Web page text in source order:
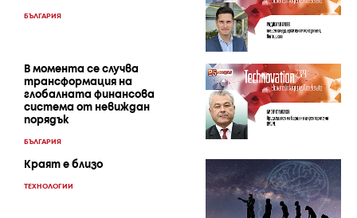
БЪЛГАРИЯ
В момента се случва
трансформация на
глобалната финансова
система от невиждан
порядък
БЪЛГАРИЯ
Краят е близо
ТЕХНОЛОГИИ